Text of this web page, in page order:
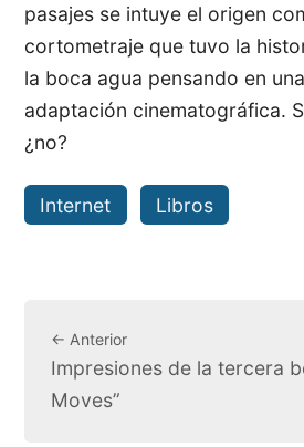
pasajes se intuye el origen
cortometraje que tuvo la
la boca agua pensando en
adaptación cinematográfica.
¿no?
Internet Libros
← Anterior
Impresiones de la tercera
Moves”